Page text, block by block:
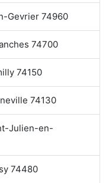
Gevrier 74960
74700
74150
74130
Julien-en-
74480